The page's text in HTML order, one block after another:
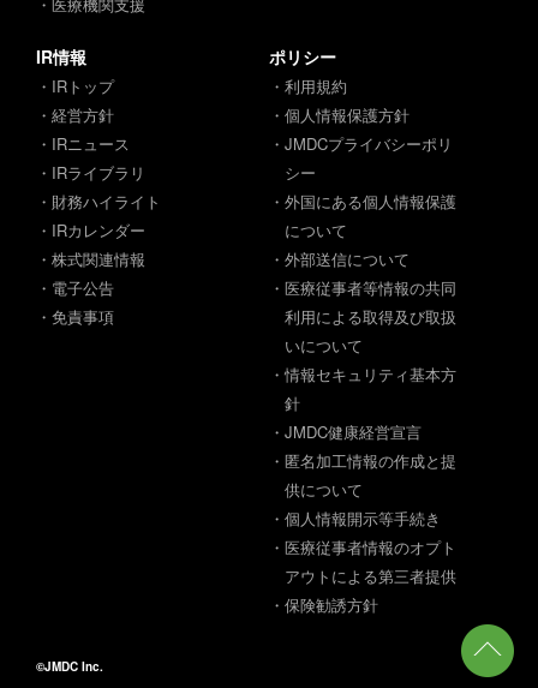
IR情報
・IRトップ
・経営方針
・IRニュース
・IRライブラリ
・財務ハイライト
・IRカレンダー
・株式関連情報
・電子公告
・免責事項
ポリシー
・利用規約
・個人情報保護方針
・JMDCプライバシーポリ
シー
・外国にある個人情報保護
について
・外部送信について
・医療従事者等情報の共同
利用による取得及び取扱
いについて
・情報セキュリティ基本方
針
・JMDC健康経営宣言
・匿名加工情報の作成と提
供について
・個人情報開示等手続き
・医療従事者情報のオプト
アウトによる第三者提供
・保険勧誘方針
©JMDC Inc.